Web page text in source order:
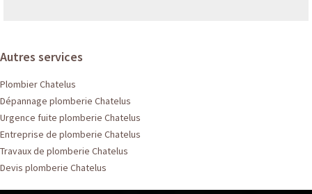
Autres services
Plombier Chatelus
Dépannage plomberie Chatelus
Urgence fuite plomberie Chatelus
Entreprise de plomberie Chatelus
Travaux de plomberie Chatelus
Devis plomberie Chatelus